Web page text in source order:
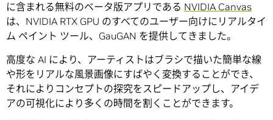
に含まれる無料のベータ版アプリである NVIDIA Canvas
は、NVIDIA RTX GPU のすべてのユーザー向けにリアルタイ
ム ペイント ツール、GauGAN を提供してきました。
高度な AI により、アーティストはブラシで描いた簡単な線
や形をリアルな風景画像にすばやく変換することができ、
それによりコンセプトの探究をスピードアップし、アイデ
アの可視化により多くの時間を割くことができます。